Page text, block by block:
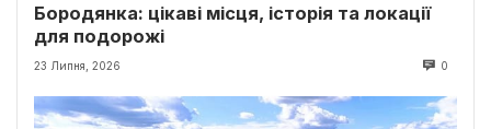
Бородянка: цікаві місця, історія та локації
для подорожі
23 Липня, 2026 0